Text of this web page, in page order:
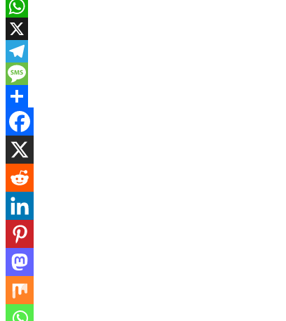
Email
WhatsApp
X
Telegram
Message
Share